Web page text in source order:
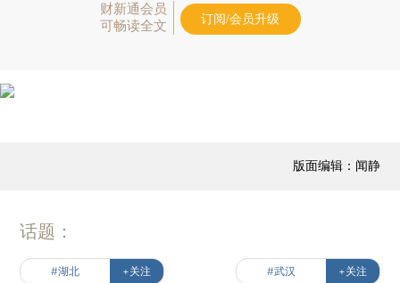
财新通会员
可畅读全文
订阅/会员升级
版面编辑：闻静
话题：
#湖北 +关注 #武汉 +关注